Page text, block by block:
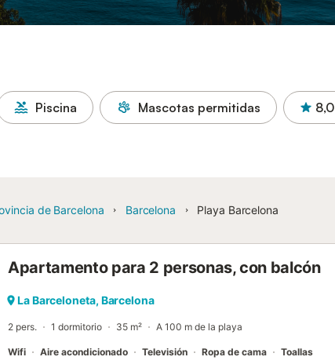
Piscina Mascotas permitidas 8,0
de Barcelona Barcelona Playa Barcelona
Apartamento para 2 personas, con balcón
La Barceloneta, Barcelona
2 pers. 1 dormitorio 35 m² A 100 m de la playa
Wifi Aire acondicionado Televisión Ropa de cama Toallas